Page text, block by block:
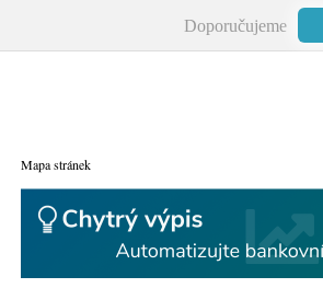
Doporučujeme
Mapa stránek